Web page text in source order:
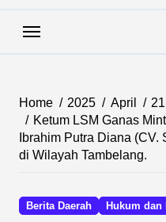
Home 2025 April
21
Ketum LSM Ganas
Ibrahim Putra Diana (CV.
di Wilayah Tambelang.
Berita Daerah Hukum dan